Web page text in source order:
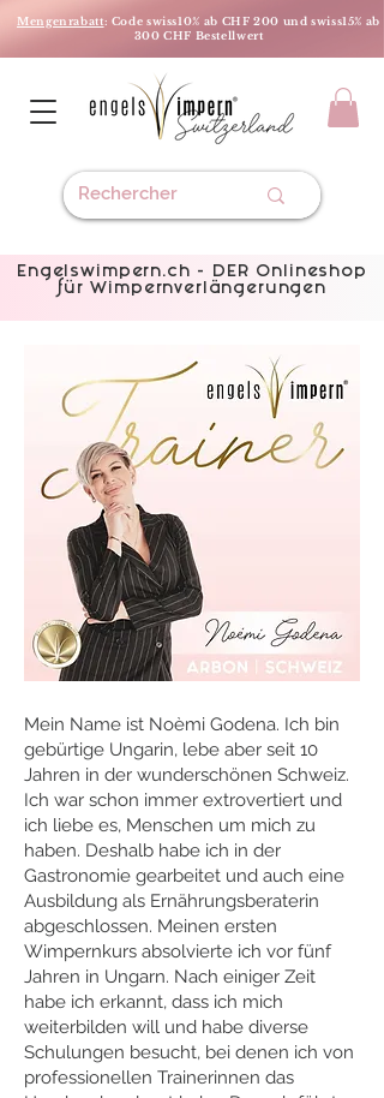
Mengenrabatt: Code swiss10% ab CHF 200 und swiss15% ab
300 CHF Bestellwert
Engelswimpern.ch - DER Onlineshop
für Wimpernverlängerungen
Mein Name ist Noèmi Godena. Ich bin
gebürtige Ungarin, lebe aber seit 10
Jahren in der wunderschönen Schweiz.
Ich war schon immer extrovertiert und
ich liebe es, Menschen um mich zu
haben. Deshalb habe ich in der
Gastronomie gearbeitet und auch eine
Ausbildung als Ernährungsberaterin
abgeschlossen. Meinen ersten
Wimpernkurs absolvierte ich vor fünf
Jahren in Ungarn. Nach einiger Zeit
habe ich erkannt, dass ich mich
weiterbilden will und habe diverse
Schulungen besucht, bei denen ich von
professionellen Trainerinnen das